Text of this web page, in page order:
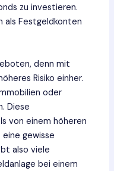
zu investieren.
als Festgeldkonten
denn mit
Risiko einher.
oder
Diese
von einem höheren
gewisse
also viele
bei einem